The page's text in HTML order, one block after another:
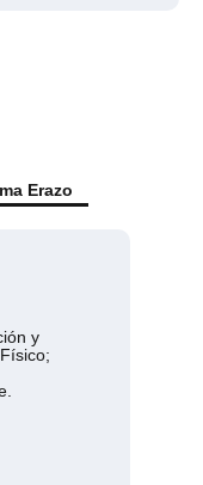
Erazo
y